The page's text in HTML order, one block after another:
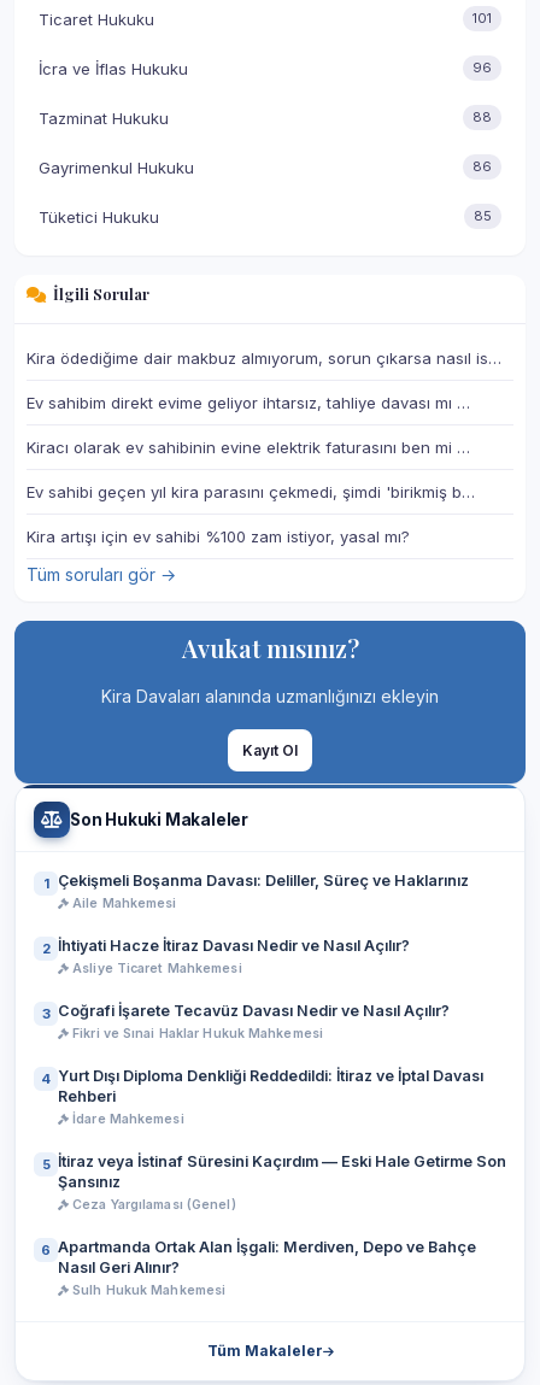
Ticaret Hukuku 101
İcra ve İflas Hukuku 96
Tazminat Hukuku 88
Gayrimenkul Hukuku 86
Tüketici Hukuku 85
İlgili Sorular
Kira ödediğime dair makbuz almıyorum, sorun çıkarsa nasıl is…
Ev sahibim direkt evime geliyor ihtarsız, tahliye davası mı …
Kiracı olarak ev sahibinin evine elektrik faturasını ben mi …
Ev sahibi geçen yıl kira parasını çekmedi, şimdi 'birikmiş b…
Kira artışı için ev sahibi %100 zam istiyor, yasal mı?
Tüm soruları gör →
Avukat mısınız?
Kira Davaları alanında uzmanlığınızı ekleyin
Kayıt Ol
Son Hukuki Makaleler
1 Çekişmeli Boşanma Davası: Deliller, Süreç ve Haklarınız
Aile Mahkemesi
2 İhtiyati Hacze İtiraz Davası Nedir ve Nasıl Açılır?
Asliye Ticaret Mahkemesi
3 Coğrafi İşarete Tecavüz Davası Nedir ve Nasıl Açılır?
Fikri ve Sınai Haklar Hukuk Mahkemesi
4 Yurt Dışı Diploma Denkliği Reddedildi: İtiraz ve İptal Davası
Rehberi
İdare Mahkemesi
5 İtiraz veya İstinaf Süresini Kaçırdım — Eski Hale Getirme Son
Şansınız
Ceza Yargılaması (Genel)
6 Apartmanda Ortak Alan İşgali: Merdiven, Depo ve Bahçe
Nasıl Geri Alınır?
Sulh Hukuk Mahkemesi
Tüm Makaleler